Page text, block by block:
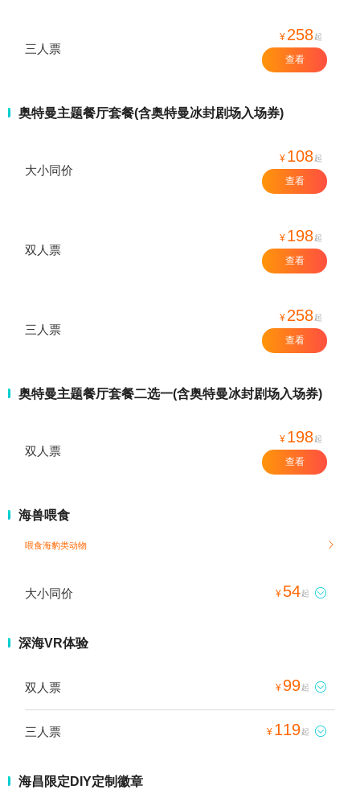
三人票
¥ 258起
查看
奥特曼主题餐厅套餐(含奥特曼冰封剧场入场券)
大小同价
¥ 108起
查看
双人票
¥ 198起
查看
三人票
¥ 258起
查看
奥特曼主题餐厅套餐二选一(含奥特曼冰封剧场入场券)
双人票
¥ 198起
查看
海兽喂食
喂食海豹类动物 
大小同价 ¥ 54起 
深海VR体验
双人票 ¥ 99起 
三人票 ¥ 119起 
海昌限定DIY定制徽章